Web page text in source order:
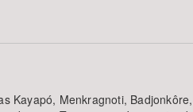
Protegida
Kayapó, Menkragnoti,